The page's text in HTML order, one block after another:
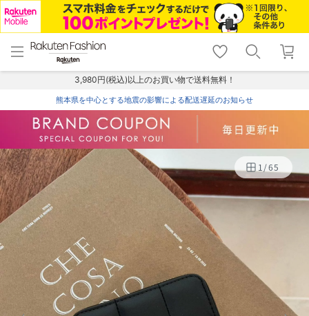
menu home
トップ
shopping_cart lock_outline
ログイン
3,980円(税込)以上のお買い物で送料無料！
熊本県を中心とする地震の影響による配送遅延のお知らせ
1/65